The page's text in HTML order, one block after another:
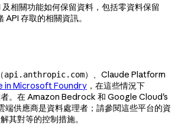
相關功能如何保留資料，包括零資料保留
API 存取的相關資訊。
api.anthropic.com）、Claude Platform
in Microsoft Foundry ，在這些情況下
。在 Amazon Bedrock 和 Google Cloud's
供應商是資料處理者；請參閱這些平台的資
其對等的控制措施。